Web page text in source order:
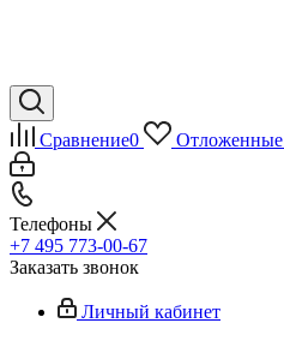
Сравнение0 Отложенные
Телефоны
+7 495 773-00-67
Заказать звонок
Личный кабинет